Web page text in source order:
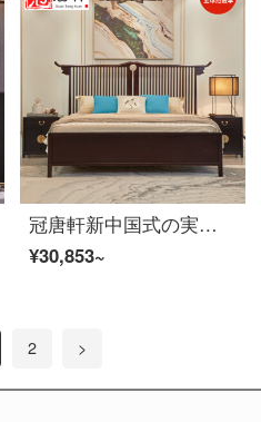
冠唐軒新中国式の実木ダブルベッド現代古代禅意民宿のような板室の家庭用家具は主に1.8メートルの大きいベッドの家具を作って1800 mm*2000 mmを注文します。
¥30,853~
2 >